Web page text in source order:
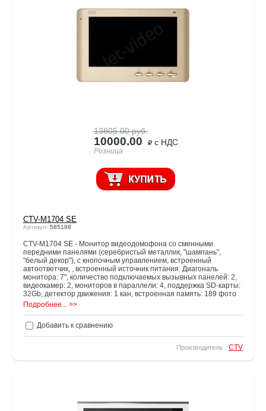
13805.00руб.
10000.00 с НДС
Розница
CTV-M1704 SE
Артикул: 585188
CTV-M1704 SE - Монитор видеодомофона со сменными
передними панелями (серебристый металлик, "шампань",
"белый декор"), с кнопочным управлением, встроенный
автоответчик, , встроенный источник питания. Диагональ
монитора: 7", количество подключаемых вызывных панелей: 2,
видеокамер: 2, мониторов в параллели: 4, поддержка SD-карты:
32Gb, детектор движения: 1 кан, встроенная память: 189 фото
Подробнее... >>
Добавить к сравнению
Производитель CTV